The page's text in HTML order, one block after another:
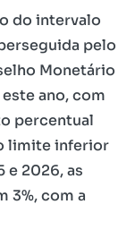
do intervalo
pelo
Monetário
ano, com
percentual
limite inferior
e 2026, as
3%, com a